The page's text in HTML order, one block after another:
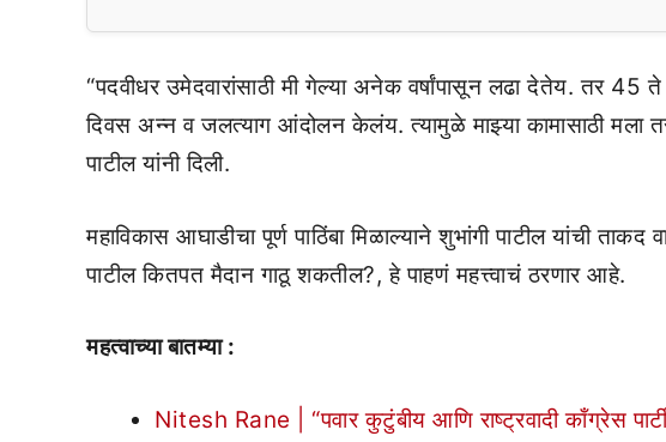
“पदवीधर उमेदवारांसाठी मी गेल्या अनेक वर्षांपासून लढा देतेय. तर 45
दिवस अन्न व जलत्याग आंदोलन केलंय. त्यामुळे माझ्या कामासाठी मला
पाटील यांनी दिली.
महाविकास आघाडीचा पूर्ण पाठिंबा मिळाल्याने शुभांगी पाटील यांची
पाटील कितपत मैदान गाठू शकतील?, हे पाहणं महत्त्वाचं ठरणार आहे.
महत्वाच्या बातम्या :
Nitesh Rane | “पवार कुटुंबीय आणि राष्ट्रवादी काँग्रेस